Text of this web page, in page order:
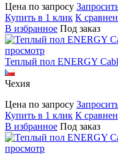
Цена по запросу
Купить в 1 клик К
В избранное Под заказ
просмотр
Теплый пол ENERGY
Чехия
Цена по запросу
Купить в 1 клик К
В избранное Под заказ
просмотр